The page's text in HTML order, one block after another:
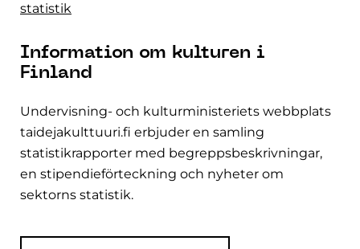
statistik
Information om kulturen i
Finland
Undervisning- och kulturministeriets webbplats
taidejakulttuuri.fi erbjuder en samling
statistikrapporter med begreppsbeskrivningar,
en stipendieförteckning och nyheter om
sektorns statistik.